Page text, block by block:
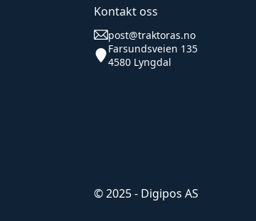
Kontakt oss
post@traktoras.no
Farsundsveien 135
4580 Lyngdal
© 2025 - Digipos AS